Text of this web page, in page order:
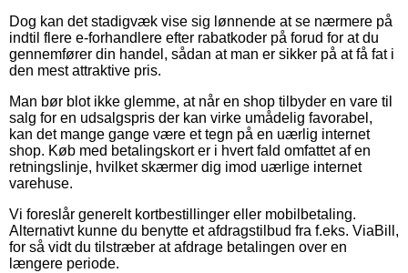
Dog kan det stadigvæk vise sig lønnende at se nærmere på
indtil flere e-forhandlere efter rabatkoder på forud for at du
gennemfører din handel, sådan at man er sikker på at få fat i
den mest attraktive pris.
Man bør blot ikke glemme, at når en shop tilbyder en vare til
salg for en udsalgspris der kan virke umådelig favorabel,
kan det mange gange være et tegn på en uærlig internet
shop. Køb med betalingskort er i hvert fald omfattet af en
retningslinje, hvilket skærmer dig imod uærlige internet
varehuse.
Vi foreslår generelt kortbestillinger eller mobilbetaling.
Alternativt kunne du benytte et afdragstilbud fra f.eks. ViaBill,
for så vidt du tilstræber at afdrage betalingen over en
længere periode.